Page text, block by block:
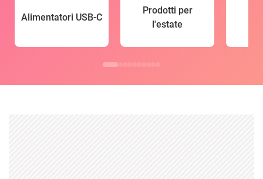
Alimentatori USB-C
Prodotti per
l'estate